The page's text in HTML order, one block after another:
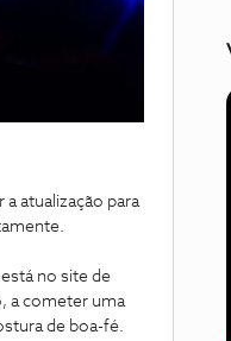
atualização para
no site de
a cometer uma
de boa-fé.